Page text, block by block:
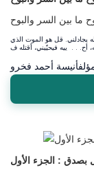
ما بين السر والبوح
يجادلني. قل هو الموت الذي
أنيسة أحمد فخرو
: الجزء الأول